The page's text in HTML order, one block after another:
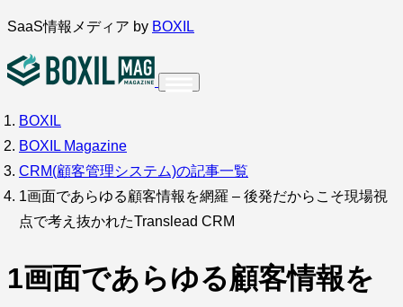
内
を
キ
ッ
プ
SaaS情報メディア by BOXIL
インタビュー
サービス比較 キーワードから探す
SaaS情報メディア by BOXIL
BOXIL
BOXIL Magazine
CRM(顧客管理システム)の記事一覧
1画面であらゆる顧客情報を網羅 – 後発だからこそ現場視
点で考え抜かれたTranslead CRM
1画面であらゆる顧客情報を